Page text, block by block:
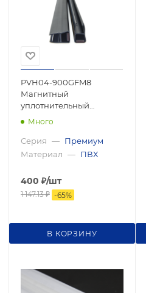
PVH04-900GFM8
Магнитный
уплотнительный
профиль, прямой угол,
Много
Серия — Премиум
Материал — ПВХ
400 ₽/шт
1 147.13₽ -65%
В КОРЗИНУ